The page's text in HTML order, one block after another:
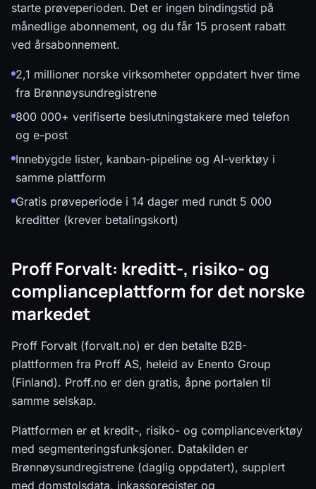
starte prøveperioden. Det er ingen bindingstid på
månedlige abonnement, og du får 15 prosent rabatt
ved årsabonnement.
2,1 millioner norske virksomheter oppdatert hver time
fra Brønnøysundregistrene
800 000+ verifiserte beslutningstakere med telefon
og e-post
Innebygde lister, kanban-pipeline og AI-verktøy i
samme plattform
Gratis prøveperiode i 14 dager med rundt 5 000
kreditter (krever betalingskort)
Proff Forvalt: kreditt-, risiko- og
complianceplattform for det norske
markedet
Proff Forvalt (forvalt.no) er den betalte B2B-
plattformen fra Proff AS, heleid av Enento Group
(Finland). Proff.no er den gratis, åpne portalen til
samme selskap.
Plattformen er et kredit-, risiko- og complianceverktøy
med segmenteringsfunksjoner. Datakilden er
Brønnøysundregistrene (daglig oppdatert), supplert
med domstolsdata, inkassoregister og